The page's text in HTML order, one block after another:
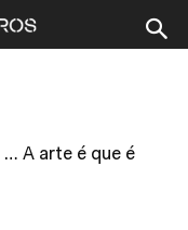
… A arte é que é